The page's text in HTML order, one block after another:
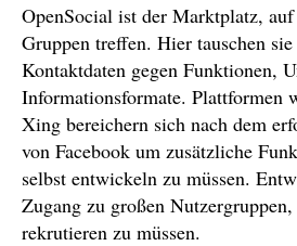
OpenSocial ist der Marktplatz,
Gruppen treffen. Hier tauschen
Kontaktdaten gegen Funktionen,
Informationsformate. Plattformen
Xing bereichern sich nach dem
von Facebook um zusätzliche
selbst entwickeln zu müssen.
Zugang zu großen
rekrutieren zu müssen.